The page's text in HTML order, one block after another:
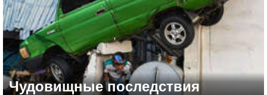
Чудовищные последствия